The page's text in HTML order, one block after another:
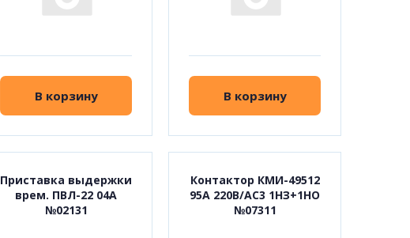
В корзину В корзину
Приставка выдержки
врем. ПВЛ-22 04А
№02131
Контактор КМИ-49512
95А 220В/АС3 1НЗ+1НО
№07311